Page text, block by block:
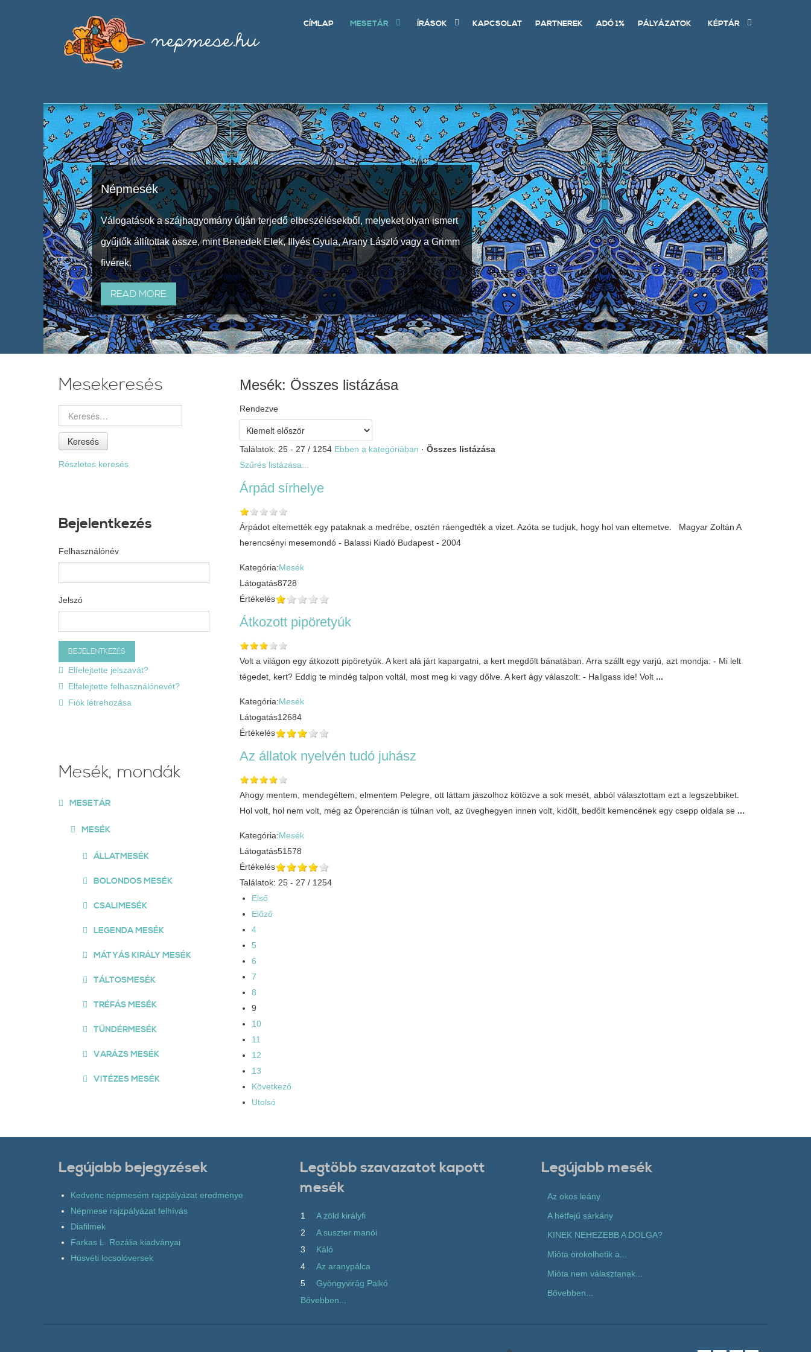
CÍMLAP MESETÁR ÍRÁSOK KAPCSOLAT PARTNEREK ADÓ 1% PÁLYÁZATOK KÉPTÁR
Népmesék
Válogatások a szájhagyomány útján terjedő elbeszélésekből, melyeket olyan ismert
gyűjtők állítottak össze, mint Benedek Elek, Illyés Gyula, Arany László vagy a Grimm
fivérek.
READ MORE
Mesék: Összes listázása
Rendezve
Találatok: 25 - 27 / 1254 Ebben a kategóriában · Összes listázása
Szűrés listázása...
Árpád sírhelye
Árpádot eltemették egy pataknak a medrébe, osztén ráengedték a vizet. Azóta se tudjuk, hogy hol van eltemetve. Magyar Zoltán A
herencsényi mesemondó - Balassi Kiadó Budapest - 2004
Kategória:Mesék
Látogatás8728
Értékelés
Átkozott pipöretyúk
Volt a világon egy átkozott pipöretyúk. A kert alá járt kapargatni, a kert megdőlt bánatában. Arra szállt egy varjú, azt mondja: - Mi lelt
tégedet, kert? Eddig te mindég talpon voltál, most meg ki vagy dőlve. A kert ágy válaszolt: - Hallgass ide! Volt ...
Kategória:Mesék
Látogatás12684
Értékelés
Az állatok nyelvén tudó juhász
Ahogy mentem, mendegéltem, elmentem Pelegre, ott láttam jászolhoz kötözve a sok mesét, abból választottam ezt a legszebbiket.
Hol volt, hol nem volt, még az Óperencián is túlnan volt, az üveghegyen innen volt, kidőlt, bedőlt kemencének egy csepp oldala se ...
Kategória:Mesék
Látogatás51578
Értékelés
Találatok: 25 - 27 / 1254
Első
Előző
4
5
6
7
8
9
10
11
12
13
Következő
Utolsó
Mesekeresés
Keresés
Részletes keresés
Bejelentkezés
Felhasználónév
Jelszó
Elfelejtette jelszavát?
Elfelejtette felhasználónevét?
Fiók létrehozása
Mesék, mondák
MESETÁR
MESÉK
ÁLLATMESÉK
BOLONDOS MESÉK
CSALIMESÉK
LEGENDA MESÉK
MÁTYÁS KIRÁLY MESÉK
TÁLTOSMESÉK
TRÉFÁS MESÉK
TÜNDÉRMESÉK
VARÁZS MESÉK
VITÉZES MESÉK
Legújabb bejegyzések
Kedvenc népmesém rajzpályázat eredménye
Népmese rajzpályázat felhívás
Diafilmek
Farkas L. Rozália kiadványai
Húsvéti locsolóversek
Legtöbb szavazatot kapott
mesék
1
A zöld királyfi
2
A suszter manói
3
Káló
4
Az aranypálca
5
Gyöngyvirág Palkó
Bővebben...
Legújabb mesék
Az okos leány
A hétfejű sárkány
KINEK NEHEZEBB A DOLGA?
Mióta örökölhetik a...
Mióta nem választanak...
Bővebben...